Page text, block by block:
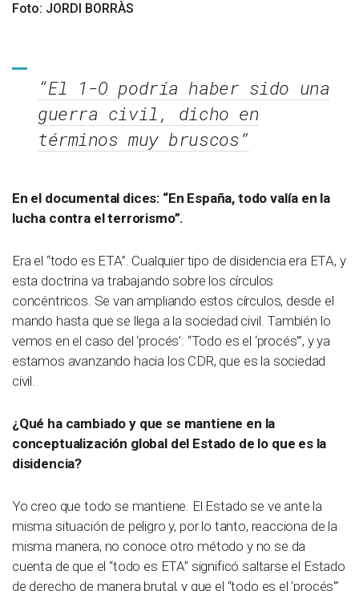
Foto: JORDI BORRÀS
“El 1-O podría haber sido una
guerra civil, dicho en
términos muy bruscos”
En el documental dices: “En España, todo valía en la
lucha contra el terrorismo”.
Era el “todo es ETA”. Cualquier tipo de disidencia era ETA, y
esta doctrina va trabajando sobre los círculos
concéntricos. Se van ampliando estos círculos, desde el
mando hasta que se llega a la sociedad civil. También lo
vemos en el caso del ‘procés’: “Todo es el ‘procés'”, y ya
estamos avanzando hacia los CDR, que es la sociedad
civil.
¿Qué ha cambiado y que se mantiene en la
conceptualización global del Estado de lo que es la
disidencia?
Yo creo que todo se mantiene. El Estado se ve ante la
misma situación de peligro y, por lo tanto, reacciona de la
misma manera, no conoce otro método y no se da
cuenta de que el “todo es ETA” significó saltarse el Estado
de derecho de manera brutal, y que el “todo es el ‘procés'”